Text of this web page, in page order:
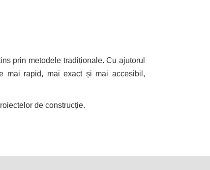
prin metodele tradiționale. Cu ajutorul
mai rapid, mai exact și mai accesibil,
de construcție.